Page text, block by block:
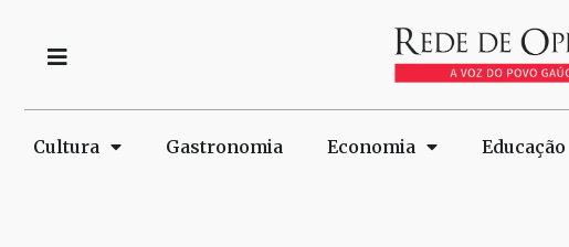
Cultura Gastronomia Economia Educação